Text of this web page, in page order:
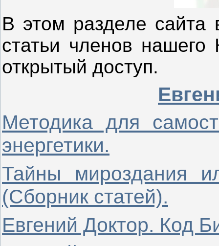
В этом разделе сайта
статьи членов
открытый доступ.
Методика для
энергетики.
Тайны мироздания
(Сборник статей).
Евгений Доктор. Код